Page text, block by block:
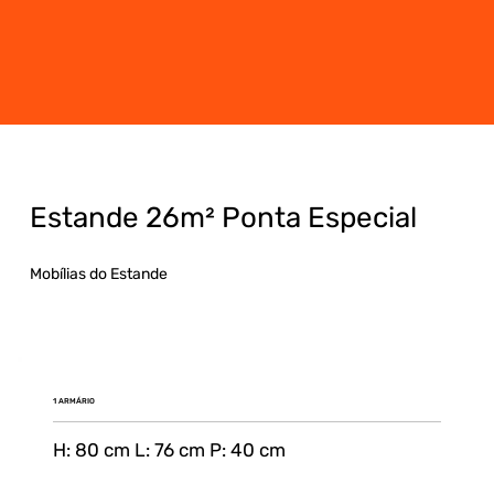
Estande 26m² Ponta Especial
Mobílias do Estande
1 ARMÁRIO
H: 80 cm L: 76 cm P: 40 cm